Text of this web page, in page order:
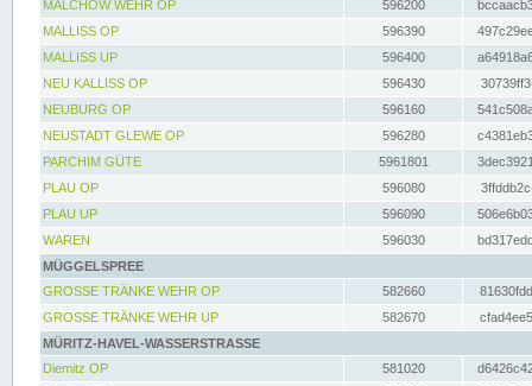
MALCHOW WEHR OP
596200
MALLISS OP
596390
MALLISS UP
596400
NEU KALLISS OP
596430
NEUBURG OP
596160
NEUSTADT GLEWE OP
596280
PARCHIM GÜTE
5961801
PLAU OP
596080
PLAU UP
596090
WAREN
596030
MÜGGELSPREE
GROSSE TRÄNKE WEHR OP
582660
GROSSE TRÄNKE WEHR UP
582670
MÜRITZ-HAVEL-WASSERSTRASSE
Diemitz OP
581020